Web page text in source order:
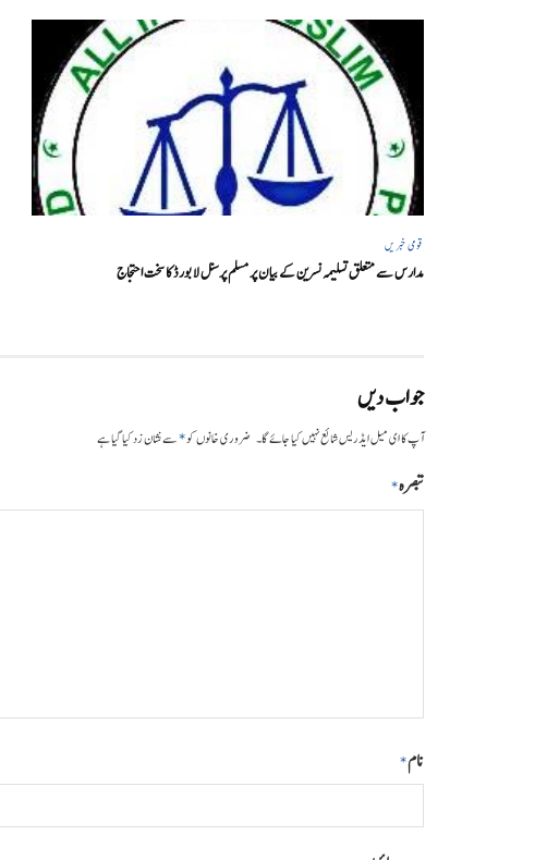
قومی خبریں
مدارس سے متعلق تسلیمہ نسرین کے بیان پر مسلم پرسنل لا بورڈ کا سخت احتجاج
جواب دیں
آپ کا ای میل ایڈریس شائع نہیں کیا جائے گا۔ ضروری خانوں کو*سے نشان زد کیا گیا ہے
تبصرہ*
نام*